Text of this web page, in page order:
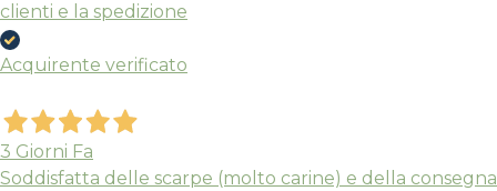
clienti e la spedizione
Acquirente verificato
3 Giorni Fa
Soddisfatta delle scarpe (molto carine) e della consegna